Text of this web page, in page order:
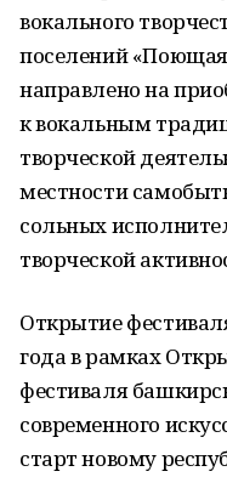
вокального
поселений
направлено на
к вокальным
творческой
местности
сольных
творческой
Открытие
года в рамках
фестиваля
современного
старт новому